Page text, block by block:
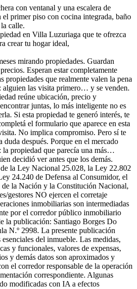
con ventanal y una escalera de
el primer piso con cocina integrada, baño
calle.
en Villa Luzuriaga que te ofrezca
crear tu hogar ideal,
mirando propiedades. Guardan
Esperan estar completamente
propiedades que realmente valen la pena
alguien las visita primero… y se venden.
reúne ubicación, precio y
juntas, lo más inteligente no es
Si esta propiedad te generó interés, te
el formulario que aparece en esta
No implica compromiso. Pero sí te
duda después. Porque en el mercado
propiedad que parecía una más…
decidió ver antes que los demás.
la Ley Nacional 25.028, la Ley 22.802
24.240 de Defensa al Consumidor, el
la Nación y la Constitución Nacional,
gestores NO ejercen el corretaje
inmobiliarias son intermediadas
por el corredor público inmobiliario
la publicación: Santiago Borges Do
N.º 2998. La presente publicación
del inmueble. Las medidas,
y funcionales, valores de expensas,
y demás datos son aproximados y
el corredor responsable de la operación
correspondiente. Algunas
modificadas con IA a efectos